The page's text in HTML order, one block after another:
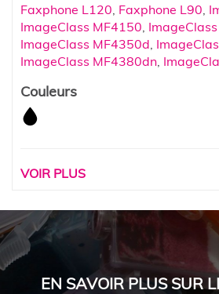
Faxphone L120 Faxphone L90
ImageClass MF4150
ImageClass MF4350d
ImageClass MF4380dn
Couleurs
VOIR PLUS
EN SAVOIR PLUS SUR